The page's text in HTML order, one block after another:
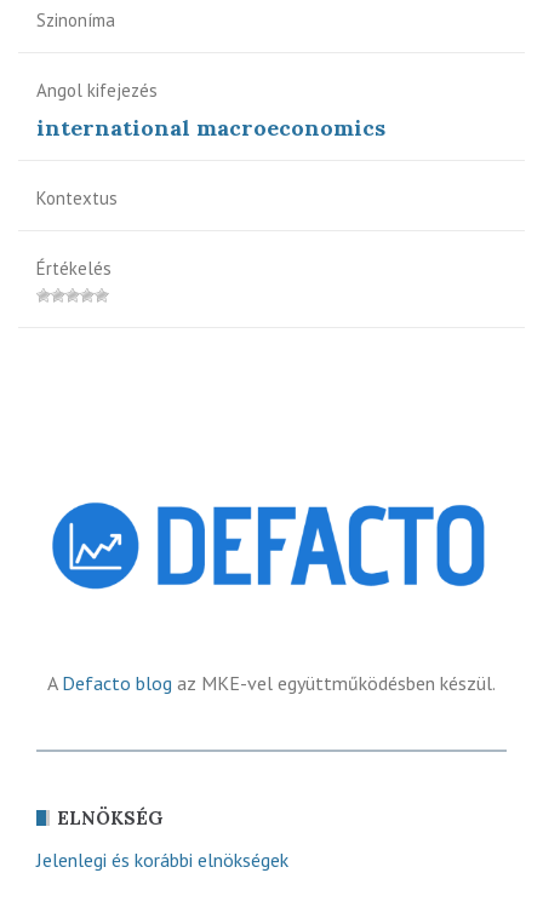
Szinoníma
Angol kifejezés
international macroeconomics
Kontextus
Értékelés
A Defacto blog az MKE-vel együttműködésben készül.
ELNÖKSÉG
Jelenlegi és korábbi elnökségek